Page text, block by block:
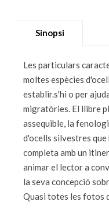
Sinopsi
Les particulars
moltes espècies
establir.s'hi o per
migratòries. El llibre
assequible, la
d'ocells silvestres
completa amb un
animar el lector a
la seva concepció
Quasi totes les fotos